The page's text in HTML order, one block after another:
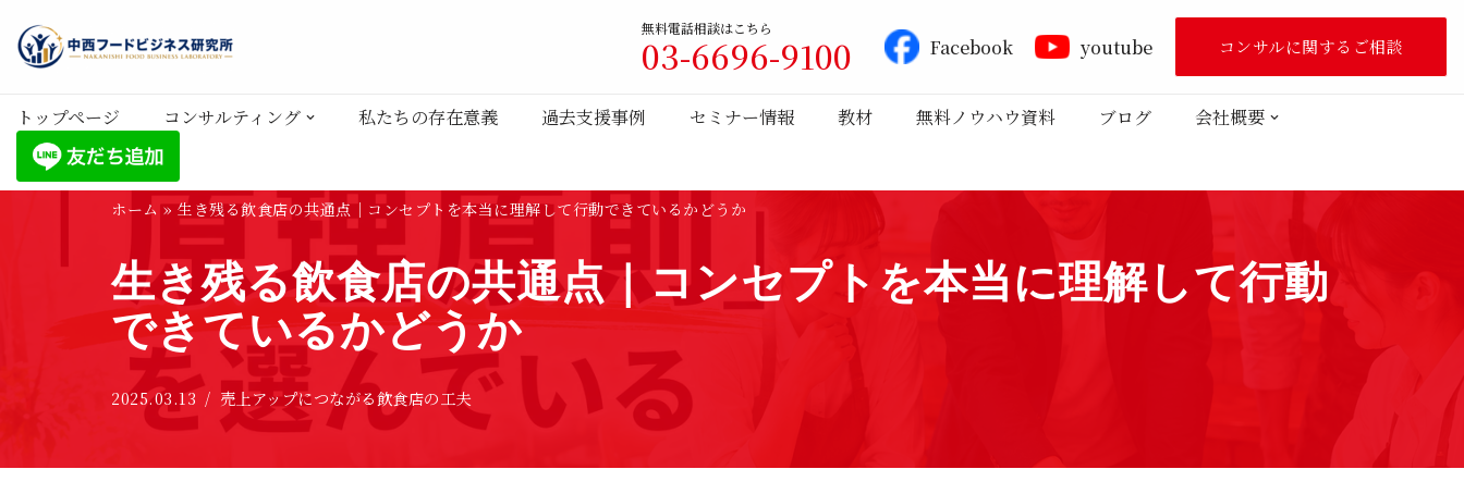
コ
テ
ン
ツ
無料電話相談はこちら
03-6696-9100 Facebook youtube コンサルに関するご相談
トップページ コンサルティング 私たちの存在意義 過去支援事例 セミナー情報 教材 無料ノウハウ資料 ブログ 会社概要
ホーム»生き残る飲食店の共通点｜コンセプトを本当に理解して行動できているかどうか
生き残る飲食店の共通点｜コンセプトを本当に理解して行動
できているかどうか
2025.03.13 売上アップにつながる飲食店の工夫